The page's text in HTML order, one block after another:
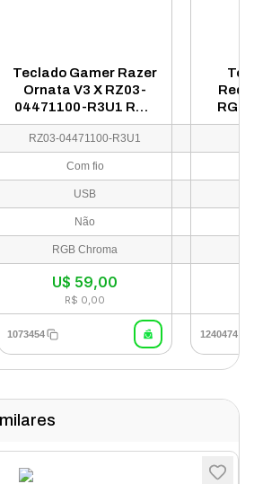
Teclado Gamer Razer
Ornata V3 X RZ03-
04471100-R3U1 RGB
- Preto (SP)
RGB
RZ03-04471100-R3U1
Com fio
USB
Não
RGB Chroma
U$ 59,00
R$ 0,00
1073454 1240474